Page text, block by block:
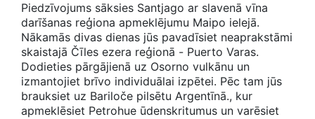
Piedzīvojums sāksies Santjago ar slavenā vīna
darīšanas reģiona apmeklējumu Maipo ielejā.
Nākamās divas dienas jūs pavadīsiet neaprakstāmi
skaistajā Čīles ezera reģionā - Puerto Varas.
Dodieties pārgājienā uz Osorno vulkānu un
izmantojiet brīvo individuālai izpētei. Pēc tam jūs
brauksiet uz Bariloče pilsētu Argentīnā., kur
apmeklēsiet Petrohue ūdenskritumus un varēsiet